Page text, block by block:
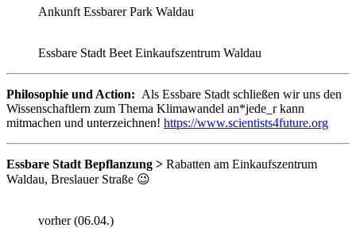
Ankunft Essbarer Park Waldau
Essbare Stadt Beet Einkaufszentrum Waldau
Philosophie und Action: Als Essbare Stadt schließen wir uns den
Wissenschaftlern zum Thema Klimawandel an*jede_r kann
mitmachen und unterzeichnen! https://www.scientists4future.org
Essbare Stadt Bepflanzung > Rabatten am Einkaufszentrum
Waldau, Breslauer Straße 😉
vorher (06.04.)